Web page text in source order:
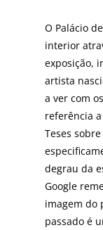
O Palácio
interior
exposição,
artista
a ver com
referência
Teses
degrau da
Google
imagem do
passado é